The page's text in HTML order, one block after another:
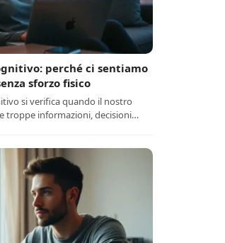
perché ci sentiamo
sforzo fisico
si verifica quando il nostro
troppe informazioni, decisioni…